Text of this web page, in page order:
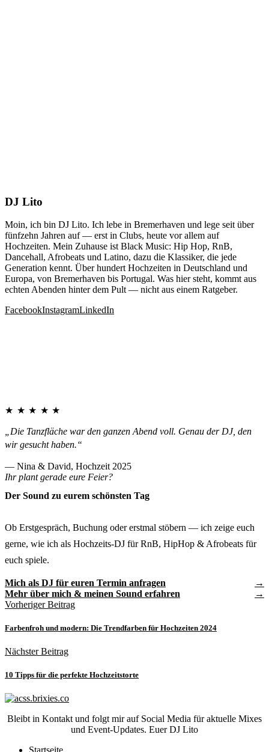
DJ Lito
Moin, ich bin DJ Lito. Ich lebe in Bremerhaven und lege seit über
fünfzehn Jahren auf — erst in Clubs, heute vor allem auf
Hochzeiten. Mein Zuhause ist Black Music: Hip Hop, RnB,
Dancehall, Afrobeats und Latino, dazu die Klassiker, die jede
Generation kennt. Über hundert Hochzeiten in Deutschland und
Europa, von Bremerhaven bis Portugal. Was hier steht, kommt aus
echten Abenden hinter dem Pult — nicht aus einem Ratgeber.
FacebookInstagramLinkedIn
★★★★★
„Die Tanzfläche war den ganzen Abend voll. Genau der DJ, den
wir gesucht haben.“
— Nina & David, Hochzeit 2025
Ihr plant gerade eure Feier?
Der Sound zu eurem schönsten Tag
Ob Erstgespräch, Buchung oder erstmal stöbern — ich zeige euch
gerne, wie ich als Hochzeits-DJ für RnB, HipHop & Afrobeats für
euch spiele.
Mich als DJ für euren Termin anfragen
Mehr über mich & meinen Sound erfahren
Vorheriger Beitrag
Farbenfroh und modern: Die Trendfarben für Hochzeiten 2024
Nächster Beitrag
10 Tipps für die perfekte Hochzeitstorte
Bleibt in Kontakt und folgt mir auf Social Media für aktuelle Mixes
und Event-Updates. Euer DJ Lito